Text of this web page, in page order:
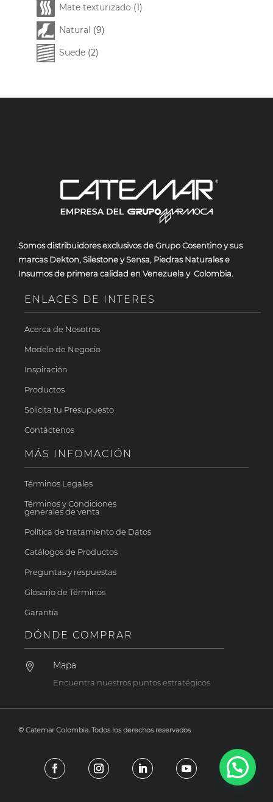
Mate texturizado (1)
Natural (9)
Suede (2)
Somosdistribuidores exclusivos de Grupo Cosentino y sus
marcas Dekton, Silestone y Sensa, Piedras Naturales e
Insumos de primera calidad en Venezuela y Colombia.
ENLACES DE INTERES
Acerca de Nosotros
Modelo de Negocio
Inspiración
Productos
Solicita tu Presupuesto
Contáctenos
MÁS INFOMACIÓN
Términos Legales
Términos y Condiciones
generales de venta
Política de tratamiento de Datos
Catálogos de Productos
Preguntas y respuestas
Glosario de Términos
Garantía
DÓNDE COMPRAR
 Mapa
Encuentra nuestros puntos estratégicos
© Catemar Colombia. Todos los derechos reservados